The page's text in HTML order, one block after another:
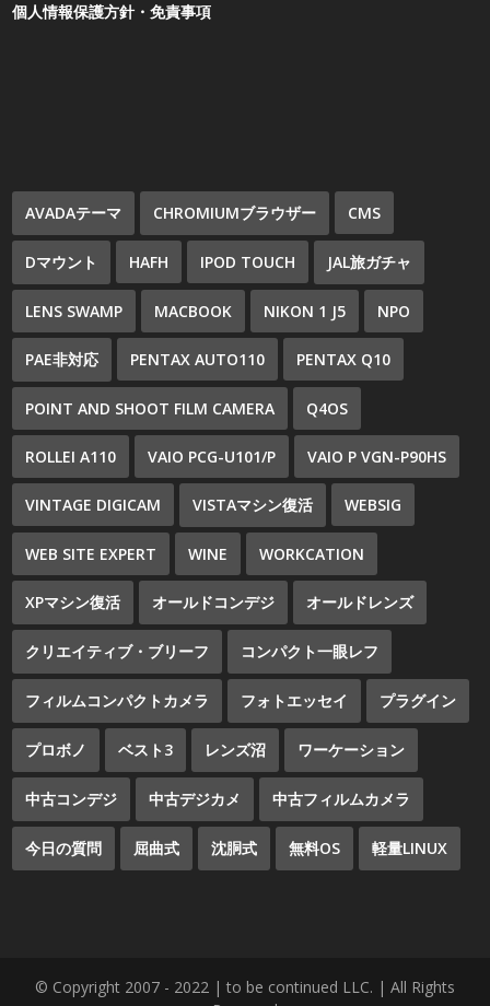
個人情報保護方針・免責事項
AVADAテーマ CHROMIUMブラウザー CMS
Dマウント HAFH IPOD TOUCH JAL旅ガチャ
LENS SWAMP MACBOOK NIKON 1 J5 NPO
PAE非対応 PENTAX AUTO110 PENTAX Q10
POINT AND SHOOT FILM CAMERA Q4OS
ROLLEI A110 VAIO PCG-U101/P VAIO P VGN-P90HS
VINTAGE DIGICAM VISTAマシン復活 WEBSIG
WEB SITE EXPERT WINE WORKCATION
XPマシン復活 オールドコンデジ オールドレンズ
クリエイティブ・ブリーフ コンパクト一眼レフ
フィルムコンパクトカメラ フォトエッセイ プラグイン
プロボノ ベスト3 レンズ沼 ワーケーション
中古コンデジ 中古デジカメ 中古フィルムカメラ
今日の質問 屈曲式 沈胴式 無料OS 軽量LINUX
© Copyright 2007 - 2022 | to be continued LLC. | All Rights